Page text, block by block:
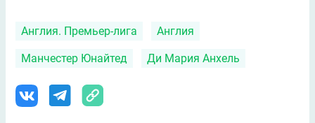
Англия. Премьер-лига Англия
Манчестер Юнайтед Ди Мария Анхель